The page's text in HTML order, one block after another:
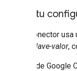
Crea tu
Cada conector
clave-valor,
El SDK de